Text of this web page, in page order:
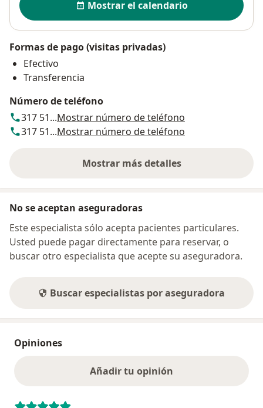
Mostrar el calendario
Formas de pago (visitas privadas)
Efectivo
Transferencia
Número de teléfono
317 51...Mostrar número de teléfono
317 51...Mostrar número de teléfono
Mostrar más detalles
sobre la dirección
No se aceptan aseguradoras
Este especialista sólo acepta pacientes particulares.
Usted puede pagar directamente para reservar, o
buscar otro especialista que acepte su aseguradora.
Buscar especialistas por aseguradora
Opiniones
Añadir tu opinión